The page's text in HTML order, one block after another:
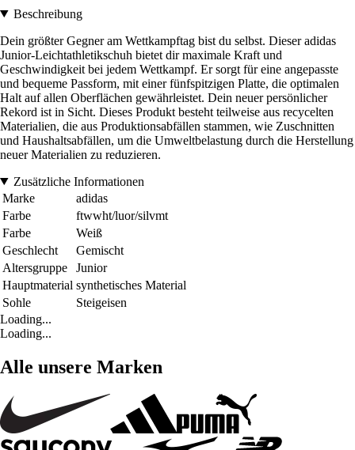
Beschreibung
Dein größter Gegner am Wettkampftag bist du selbst. Dieser adidas
Junior-Leichtathletikschuh bietet dir maximale Kraft und
Geschwindigkeit bei jedem Wettkampf. Er sorgt für eine angepasste
und bequeme Passform, mit einer fünfspitzigen Platte, die optimalen
Halt auf allen Oberflächen gewährleistet. Dein neuer persönlicher
Rekord ist in Sicht. Dieses Produkt besteht teilweise aus recycelten
Materialien, die aus Produktionsabfällen stammen, wie Zuschnitten
und Haushaltsabfällen, um die Umweltbelastung durch die Herstellung
neuer Materialien zu reduzieren.
Zusätzliche Informationen
Marke
adidas
Farbe
ftwwht/luor/silvmt
Farbe
Weiß
Geschlecht
Gemischt
Altersgruppe
Junior
Hauptmaterial synthetisches Material
Sohle
Steigeisen
Loading...
Loading...
Alle unsere Marken